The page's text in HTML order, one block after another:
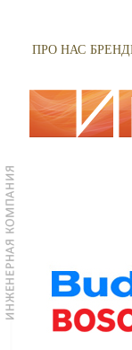
ПРО НАС